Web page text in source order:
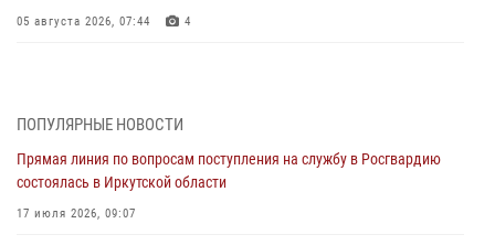
05 августа 2026, 07:44 4
04 августа 2026, 07:14 3
Росгвардейцы потушили загоревшийся автомобиль в Иркутске
03 августа 2026, 04:55
ПОПУЛЯРНЫЕ НОВОСТИ
Прямая линия по вопросам поступления на службу в Росгвардию
состоялась в Иркутской области
17 июля 2026, 09:07